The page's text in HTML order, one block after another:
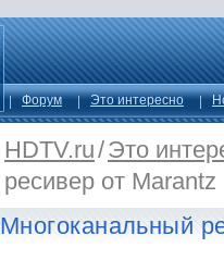
Форум Это интересно
HDTV.ru/Это
ресивер от Marantz
Многоканальный